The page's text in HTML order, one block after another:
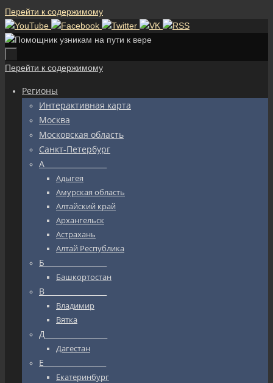
Перейти к содержимому
Перейти к содержимому
Регионы
Интерактивная карта
Москва
Московская область
Санкт-Петербург
А_________________
Адыгея
Амурская область
Алтайский край
Архангельск
Астрахань
Алтай Республика
Б_________________
Башкортостан
В_________________
Владимир
Вятка
Д_________________
Дагестан
Е_________________
Екатеринбург